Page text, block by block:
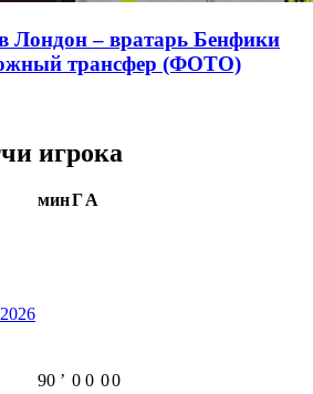
Лондон – вратарь Бенфики
трансфер (ФОТО)
игрока
минГА
90 ʼ 0 0 00